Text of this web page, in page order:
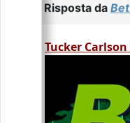
Risposta da
Tucker